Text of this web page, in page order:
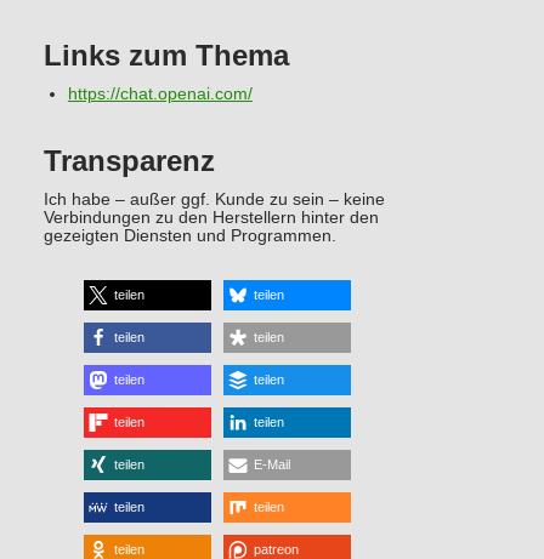
Links zum Thema
https://chat.openai.com/
Transparenz
Ich habe – außer ggf. Kunde zu sein – keine
Verbindungen zu den Herstellern hinter den
gezeigten Diensten und Programmen.
teilen teilen
teilen teilen
teilen teilen
teilen teilen
teilen E-Mail
teilen teilen
teilen patreon